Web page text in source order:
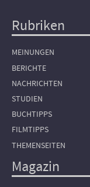
Hauptnavigation
Rubriken
MEINUNGEN
BERICHTE
NACHRICHTEN
STUDIEN
BUCHTIPPS
FILMTIPPS
THEMENSEITEN
Magazin